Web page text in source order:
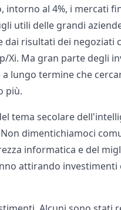
al 4%, i mercati
utili delle grandi
dai risultati dei negoziati
Ma gran parte degli
lungo termine che
più.
tema secolare
dimentichiamoci
informatica e del
attirando